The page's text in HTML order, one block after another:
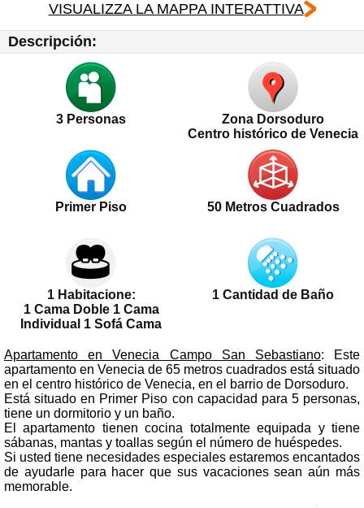
VISUALIZZA LA MAPPA INTERATTIVA
Descripción:
3 Personas
Zona Dorsoduro
Centro histórico de Venecia
Primer Piso 50 Metros Cuadrados
1 Habitacione:
1 Cama Doble 1 Cama
Individual 1 Sofá Cama
1 Cantidad de Baño
Apartamento en Venecia Campo San Sebastiano: Este
apartamento en Venecia de 65 metros cuadrados está situado
en el centro histórico de Venecia, en el barrio de Dorsoduro.
Está situado en Primer Piso con capacidad para 5 personas,
tiene un dormitorio y un baño.
El apartamento tienen cocina totalmente equipada y tiene
sábanas, mantas y toallas según el número de huéspedes.
Si usted tiene necesidades especiales estaremos encantados
de ayudarle para hacer que sus vacaciones sean aún más
memorable.